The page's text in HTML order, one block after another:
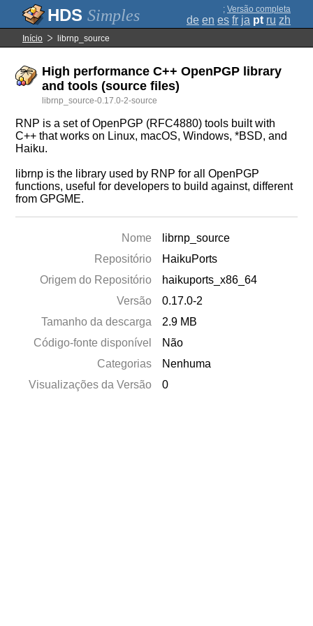
Simples ; Versão completa
de en es fr ja pt ru zh
Início librnp_source
High performance C++ OpenPGP library
and tools (source files)
librnp_source-0.17.0-2-source
RNP is a set of OpenPGP (RFC4880) tools built with
C++ that works on Linux, macOS, Windows, *BSD, and
Haiku.
librnp is the library used by RNP for all OpenPGP
functions, useful for developers to build against, different
from GPGME.
Nome
librnp_source
Repositório
HaikuPorts
Origem do Repositório
haikuports_x86_64
Versão
0.17.0-2
Tamanho da descarga
2.9 MB
Código-fonte disponível
Não
Categorias
Nenhuma
Visualizações da Versão
0